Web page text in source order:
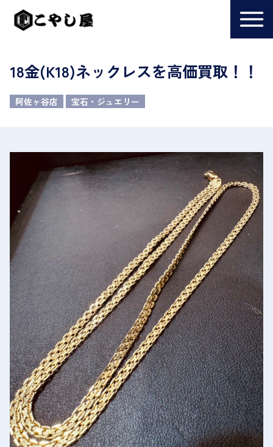
18金(K18)ネックレスを高価買取！！
阿佐ヶ谷店 宝石・ジュエリー